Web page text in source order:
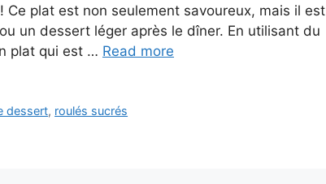
plat est non seulement savoureux, mais il est
un dessert léger après le dîner. En utilisant du
plat qui est … Read more
dessert, roulés sucrés